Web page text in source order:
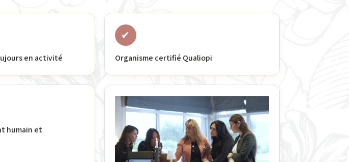
en activité
✔
Organisme certifié Qualiopi
humain et